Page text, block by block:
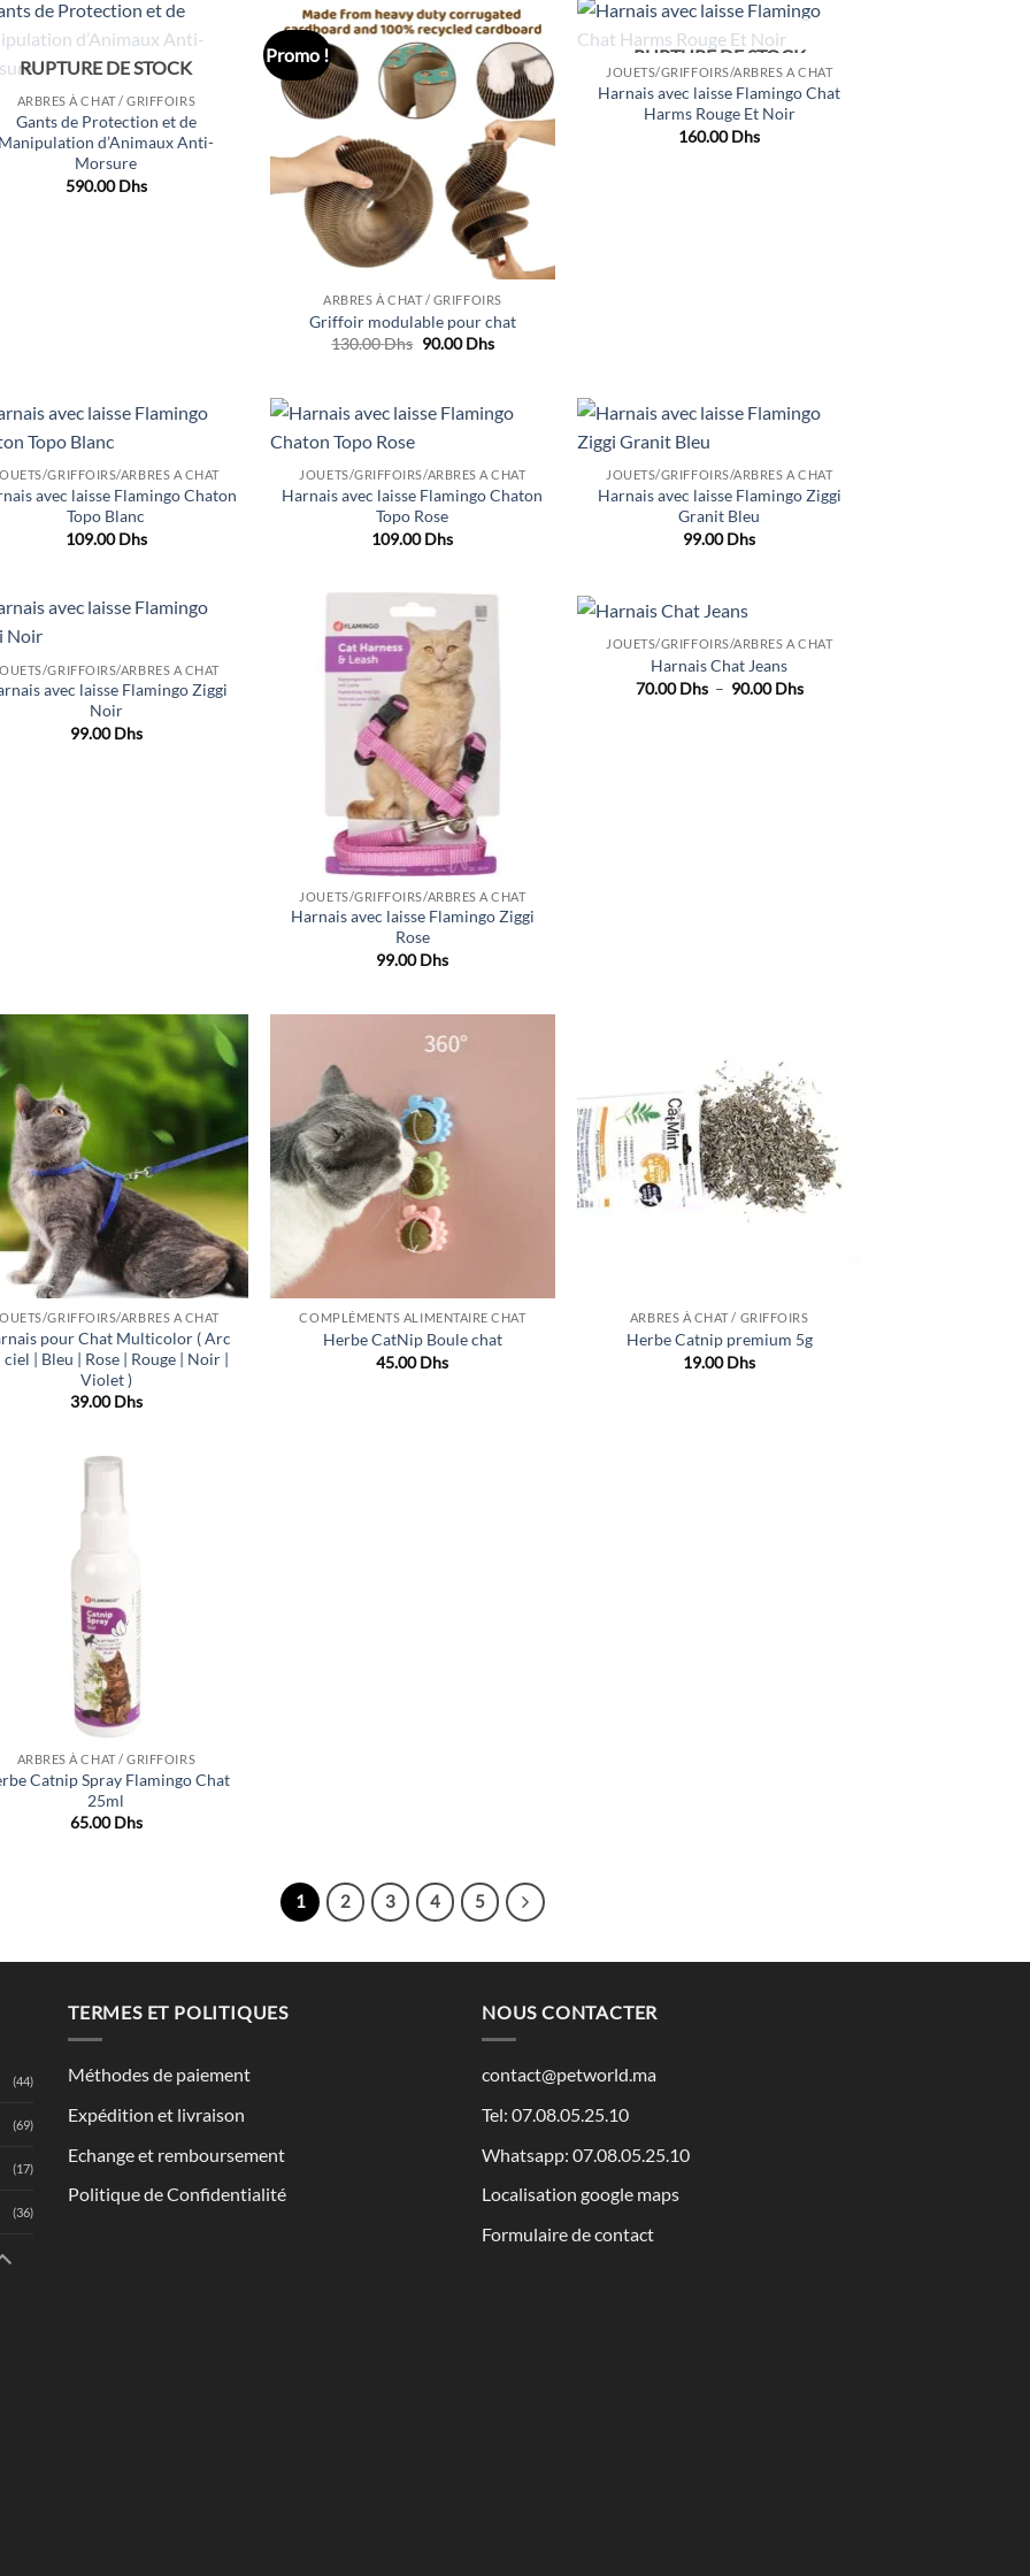
1049.00 Dhs.
Ajouter
à la liste
souhaits
RUPTURE DE STOCK
ARBRES À CHAT / GRIFFOIRS
Gants de Protection et de
d’Animaux Anti-
Morsure
590.00Dhs
Promo !
Ajouter
à la liste
de
souhaits
ARBRES À CHAT / GRIFFOIRS
Griffoir modulable pour chat
130.00Dhs Le
130.00 Dhs.
90.00DhsLe
90.00 Dhs.
à la liste
de
RUPTURE DE STOCK
JOUETS/GRIFFOIRS/ARBRES A CHAT
Harnais avec laisse Flamingo Chat
Harms Rouge Et Noir
160.00Dhs
à la liste
de
GRIFFOIRS/ARBRES A CHAT
avec laisse Flamingo Chaton
Topo Blanc
109.00Dhs
à la liste
de
JOUETS/GRIFFOIRS/ARBRES A CHAT
Harnais avec laisse Flamingo Chaton
Topo Rose
109.00Dhs
à la liste
de
JOUETS/GRIFFOIRS/ARBRES A CHAT
Harnais avec laisse Flamingo Ziggi
Granit Bleu
99.00Dhs
à la liste
de
GRIFFOIRS/ARBRES A CHAT
avec laisse Flamingo Ziggi
Noir
99.00Dhs
JOUETS/GRIFFOIRS/ARBRES A CHAT
Harnais avec laisse Flamingo Ziggi
Rose
99.00Dhs
JOUETS/GRIFFOIRS/ARBRES A CHAT
Harnais Chat Jeans
70.00Dhs – 90.00DhsPlage
Ajouter
à la liste
de
GRIFFOIRS/ARBRES A CHAT
pour Chat Multicolor ( Arc
ciel | Bleu | Rose | Rouge | Noir |
Violet )
39.00Dhs
COMPLÉMENTS ALIMENTAIRE CHAT
Herbe CatNip Boule chat
45.00Dhs
Ajouter
à la liste
de
souhaits
ARBRES À CHAT / GRIFFOIRS
Herbe Catnip premium 5g
19.00Dhs
ARBRES À CHAT / GRIFFOIRS
Catnip Spray Flamingo Chat
25ml
65.00Dhs
1 2 3 4 5
(44)
(69)
(17)
(36)
TERMES ET POLITIQUES
Méthodes de paiement
Expédition et livraison
Echange et remboursement
Politique de Confidentialité
NOUS CONTACTER
contact@petworld.ma
Tel: 07.08.05.25.10
Whatsapp: 07.08.05.25.10
Localisation google maps
Formulaire de contact